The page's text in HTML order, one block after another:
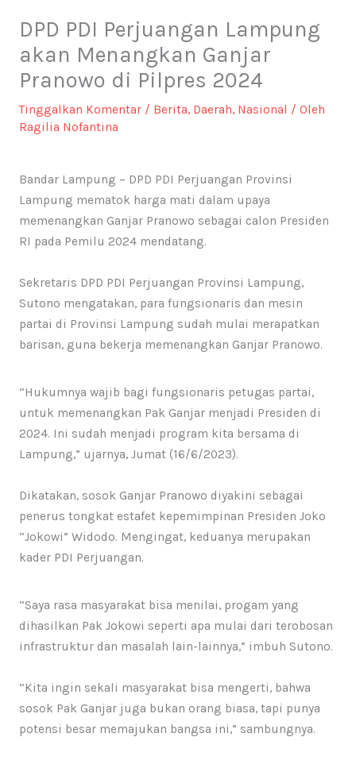
DPD PDI Perjuangan Lampung
akan Menangkan Ganjar
Pranowo di Pilpres 2024
Tinggalkan Komentar / Berita, Daerah, Nasional / Oleh
Ragilia Nofantina
Bandar Lampung – DPD PDI Perjuangan Provinsi
Lampung mematok harga mati dalam upaya
memenangkan Ganjar Pranowo sebagai calon Presiden
RI pada Pemilu 2024 mendatang.
Sekretaris DPD PDI Perjuangan Provinsi Lampung,
Sutono mengatakan, para fungsionaris dan mesin
partai di Provinsi Lampung sudah mulai merapatkan
barisan, guna bekerja memenangkan Ganjar Pranowo.
“Hukumnya wajib bagi fungsionaris petugas partai,
untuk memenangkan Pak Ganjar menjadi Presiden di
2024. Ini sudah menjadi program kita bersama di
Lampung,” ujarnya, Jumat (16/6/2023).
Dikatakan, sosok Ganjar Pranowo diyakini sebagai
penerus tongkat estafet kepemimpinan Presiden Joko
“Jokowi” Widodo. Mengingat, keduanya merupakan
kader PDI Perjuangan.
“Saya rasa masyarakat bisa menilai, progam yang
dihasilkan Pak Jokowi seperti apa mulai dari terobosan
infrastruktur dan masalah lain-lainnya,” imbuh Sutono.
“Kita ingin sekali masyarakat bisa mengerti, bahwa
sosok Pak Ganjar juga bukan orang biasa, tapi punya
potensi besar memajukan bangsa ini,” sambungnya.